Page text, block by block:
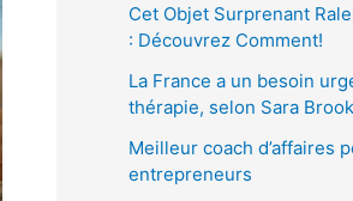
Cet Objet Surprenant
: Découvrez Comment!
La France a un besoin
thérapie, selon Sara
Meilleur coach d’affaires
entrepreneurs